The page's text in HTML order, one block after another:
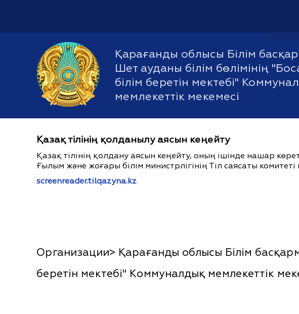
Қарағанды облысы Білім
Шет ауданы білім бөлімінің
білім беретін мектебі"
мемлекеттік мекемесі
Қазақ тілінің қолданылу аясын кеңейту
Қазақ тілінің қолдану аясын кеңейту, оның ішінде нашар
Ғылым және жоғары білім министрлігінің Тіл саясаты
screenreader.tilqazyna.kz
Организации> Қарағанды облысы Білім
беретін мектебі" Коммуналдық мемлекеттік